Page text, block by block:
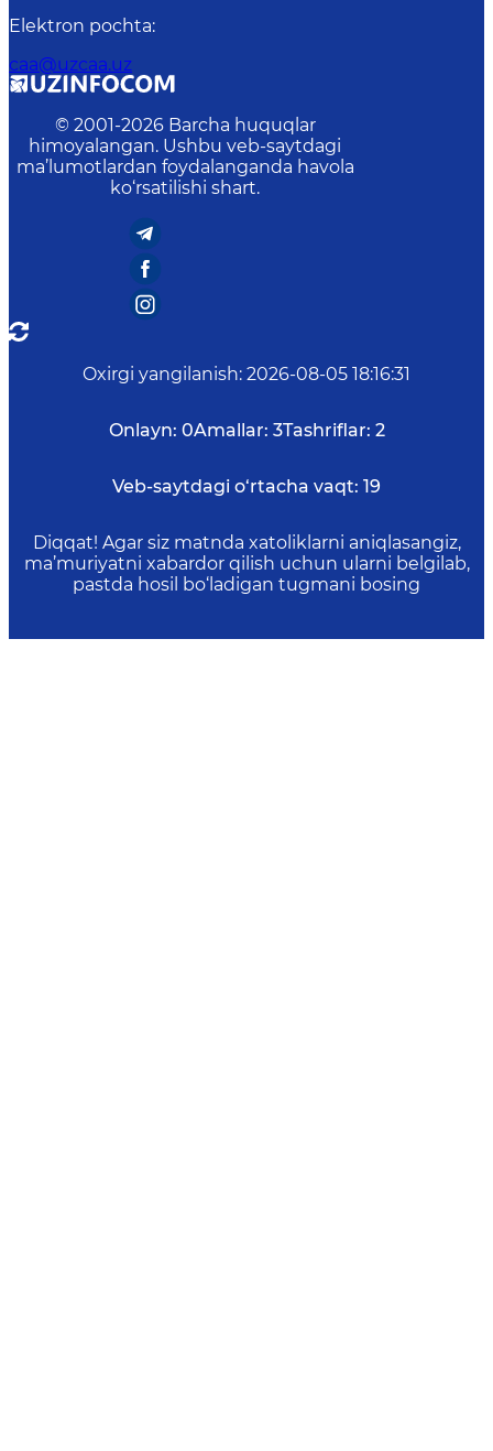
Elektron pochta:
caa@uzcaa.uz
© 2001-2026 Barcha huquqlar
himoyalangan. Ushbu veb-saytdagi
ma’lumotlardan foydalanganda havola
ko‘rsatilishi shart.
Oxirgi yangilanish: 2026-08-05 18:16:31
Onlayn: 0Amallar: 3Tashriflar: 2
Veb-saytdagi o‘rtacha vaqt: 19
Diqqat! Agar siz matnda xatoliklarni aniqlasangiz,
ma’muriyatni xabardor qilish uchun ularni belgilab,
pastda hosil bo‘ladigan tugmani bosing